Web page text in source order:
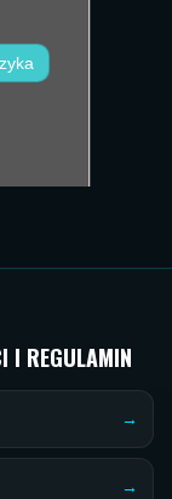
I REGULAMIN